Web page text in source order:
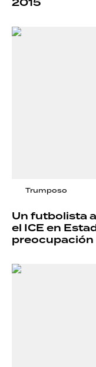
Trumposo
Un futbolista
el ICE en
preocupación